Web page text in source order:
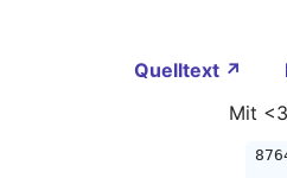
Quelltext ↗
Mit